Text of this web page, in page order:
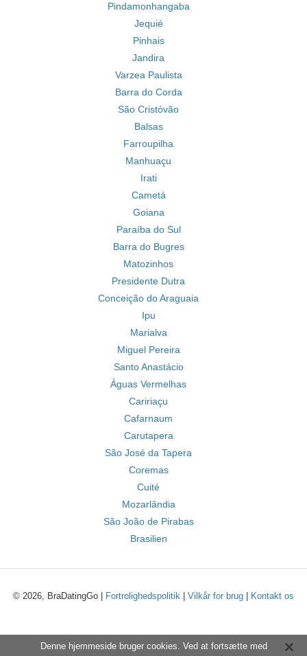
Pindamonhangaba
Jequié
Pinhais
Jandira
Varzea Paulista
Barra do Corda
São Cristóvão
Balsas
Farroupilha
Manhuaçu
Irati
Cametá
Goiana
Paraíba do Sul
Barra do Bugres
Matozinhos
Presidente Dutra
Conceição do Araguaia
Ipu
Marialva
Miguel Pereira
Santo Anastácio
Águas Vermelhas
Caririaçu
Cafarnaum
Carutapera
São José da Tapera
Coremas
Cuité
Mozarlândia
São João de Pirabas
Brasilien
© 2026, BraDatingGo | Fortrolighedspolitik Vilkår for brug Kontakt os
Denne hjemmeside bruger cookies. Ved at fortsætte med